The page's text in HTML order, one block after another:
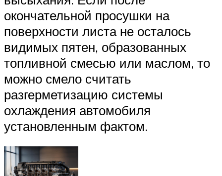
окончательной просушки на
поверхности листа не осталось
видимых пятен, образованных
топливной смесью или маслом, то
можно смело считать
разгерметизацию системы
охлаждения автомобиля
установленным фактом.